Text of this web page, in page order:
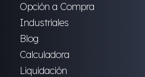
Opción a Compra
Industriales
Blog
Calculadora
Liquidación